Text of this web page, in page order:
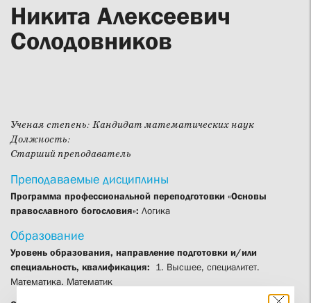
Никита Алексеевич
Солодовников
Ученая степень: Кандидат математических наук
Должность:
Старший преподаватель
Преподаваемые дисциплины
Программа профессиональной переподготовки «Основы
православного богословия»: Логика
Образование
Уровень образования, направление подготовки и/или
специальность, квалификация:
1. Высшее, специалитет.
Математика. Математик